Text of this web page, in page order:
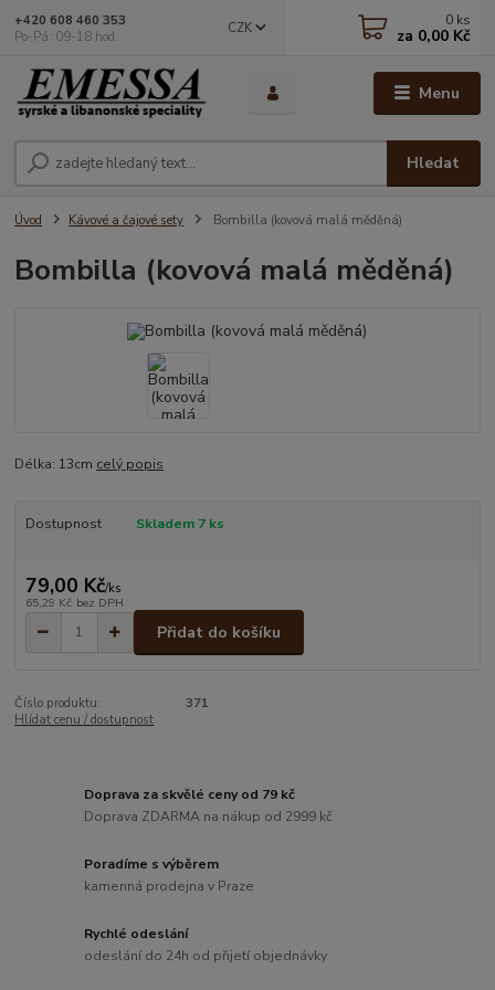
Menu
CZK
Hledat
+420 608 460 353
Po-Pá: 09-18 hod.
0 ks
za 0,00 Kč
Úvod Kávové a čajové sety Bombilla (kovová malá měděná)
Bombilla (kovová malá měděná)
Délka: 13cm celý popis
Dostupnost Skladem 7 ks
79,00 Kč/ks
65,29 Kč bez DPH
Přidat do košíku
Číslo produktu:
371
Hlídat cenu / dostupnost
Doprava za skvělé ceny od 79 kč
Doprava ZDARMA na nákup od 2999 kč
Poradíme s výběrem
kamenná prodejna v Praze
Rychlé odeslání
odeslání do 24h od přijetí objednávky